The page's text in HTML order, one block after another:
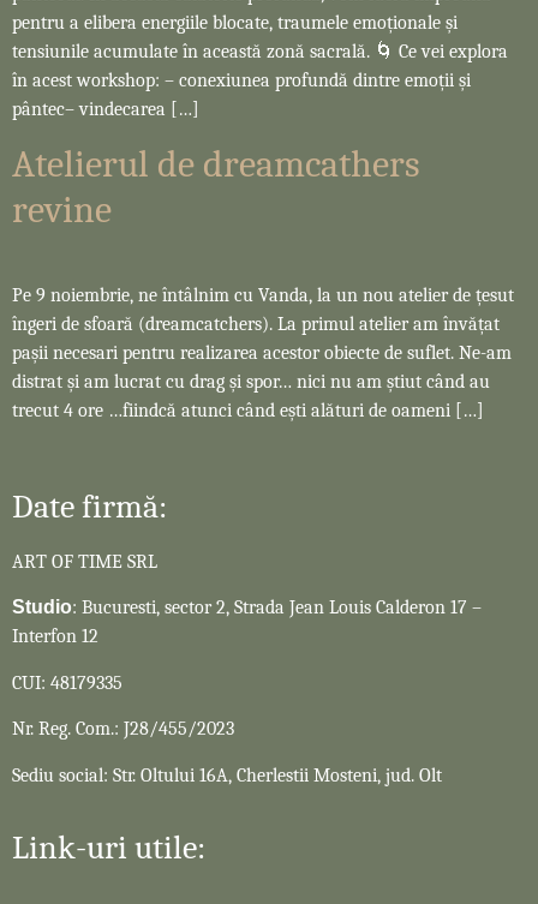
pentru a elibera energiile blocate, traumele emoționale și
tensiunile acumulate în această zonă sacrală. 🌀 Ce vei explora
în acest workshop: – conexiunea profundă dintre emoții și
pântec– vindecarea […]
Atelierul de dreamcathers
revine
Pe 9 noiembrie, ne întâlnim cu Vanda, la un nou atelier de țesut
îngeri de sfoară (dreamcatchers). La primul atelier am învățat
pașii necesari pentru realizarea acestor obiecte de suflet. Ne-am
distrat și am lucrat cu drag și spor… nici nu am știut când au
trecut 4 ore …fiindcă atunci când ești alături de oameni […]
Date firmă:
ART OF TIME SRL
Studio: Bucuresti, sector 2, Strada Jean Louis Calderon 17 –
Interfon 12
CUI: 48179335
Nr. Reg. Com.: J28/455/2023
Sediu social: Str. Oltului 16A, Cherlestii Mosteni, jud. Olt
Link-uri utile: